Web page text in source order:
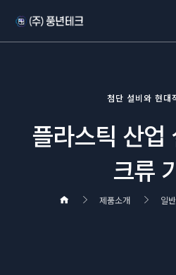
첨단 설비와 현대
플라스틱 산업
크류
제품소개 일